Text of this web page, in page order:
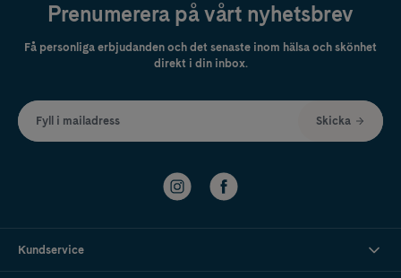
Prenumerera på vårt nyhetsbrev
Få personliga erbjudanden och det senaste inom hälsa och skönhet
direkt i din inbox.
Fyll i mailadress Skicka
Kundservice